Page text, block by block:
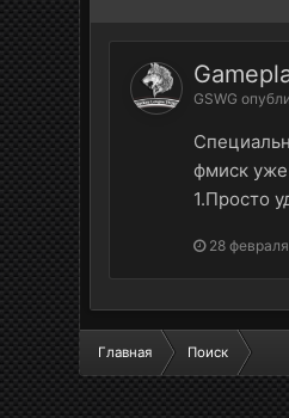
GSWG
фмиск уже
1.Просто
28
Главная Поиск